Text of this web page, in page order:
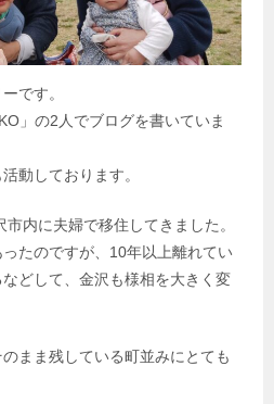
です。
」の2人でブログを書いていま
動しております。
内に夫婦で移住してきました。
たのですが、10年以上離れてい
どして、金沢も様相を大きく変
まま残している町並みにとても